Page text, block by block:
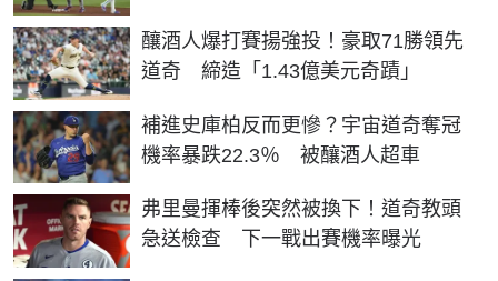
釀酒人爆打賽揚強投！豪取71勝領先
道奇 締造「1.43億美元奇蹟」
補進史庫柏反而更慘？宇宙道奇奪冠
機率暴跌22.3％ 被釀酒人超車
弗里曼揮棒後突然被換下！道奇教頭
急送檢查 下一戰出賽機率曝光